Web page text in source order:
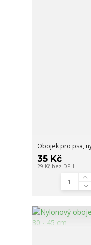
Obojek pro psa,
35 Kč
29 Kč bez DPH